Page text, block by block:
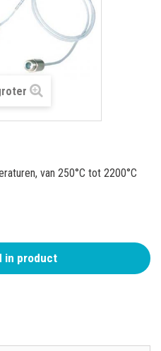
van 250°C tot 2200°C
in product